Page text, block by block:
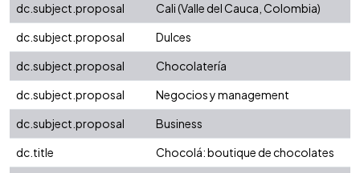
dc.subject.proposal
Cali (Valle del Cauca, Colombia)
dc.subject.proposal
Dulces
dc.subject.proposal
Chocolatería
dc.subject.proposal
Negocios y management
dc.subject.proposal
Business
dc.title
Chocolá: boutique de chocolates